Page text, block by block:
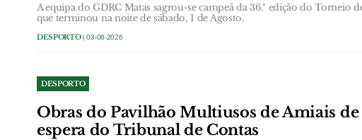
A equipa do GDRC Matas sagrou-se campeã da 36.ª edição do Torneio
que terminou na noite de sábado, 1 de Agosto.
DESPORTO| 03-08-2026
DESPORTO
Obras do Pavilhão Multiusos de Amiais
espera do Tribunal de Contas